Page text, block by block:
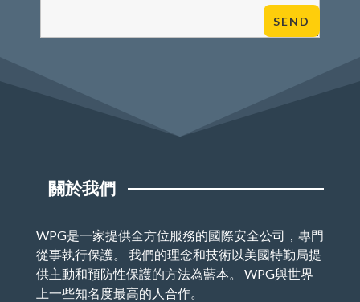
關於我們
WPG是一家提供全方位服務的國際安全公司，專門
從事執行保護。 我們的理念和技術以美國特勤局提
供主動和預防性保護的方法為藍本。 WPG與世界
上一些知名度最高的人合作。